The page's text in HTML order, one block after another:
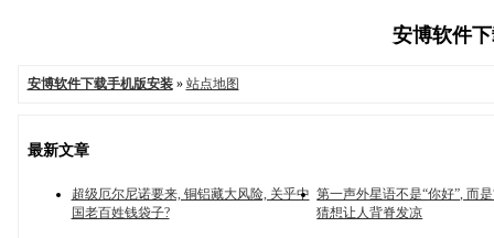
安博软件
安博软件下载手机版安装» 站点地图
最新文章
超级厄尔尼诺要来, 铜铝藏大风险, 关乎中
国老百姓钱袋子?
第一声外星语不是“你好”, 而
猜想让人背脊发凉